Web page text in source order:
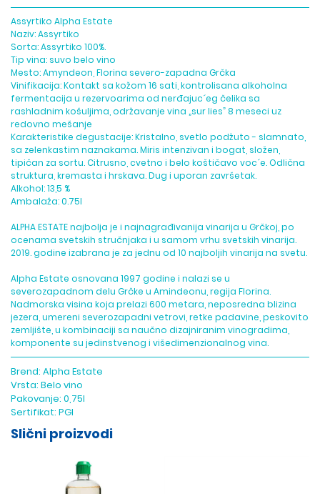
Assyrtiko Alpha Estate
Naziv: Assyrtiko
Sorta: Assyrtiko 100%.
Tip vina: suvo belo vino
Mesto: Amyndeon, Florina severo-zapadna Grčka
Vinifikacija: Kontakt sa kožom 16 sati, kontrolisana alkoholna
fermentacija u rezervoarima od nerđajuc´eg čelika sa
rashladnim košuljima, održavanje vina „sur lies” 8 meseci uz
redovno mešanje
Karakteristike degustacije: Kristalno, svetlo podžuto - slamnato,
sa zelenkastim naznakama. Miris intenzivan i bogat, složen,
tipičan za sortu. Citrusno, cvetno i belo koštičavo voc´e. Odlična
struktura, kremasta i hrskava. Dug i uporan završetak.
Alkohol: 13,5 %
Ambalaža: 0.75l
ALPHA ESTATE najbolja je i najnagrađivanija vinarija u Grčkoj, po
ocenama svetskih stručnjaka i u samom vrhu svetskih vinarija.
2019. godine izabrana je za jednu od 10 najboljih vinarija na svetu.
Alpha Estate osnovana 1997 godine i nalazi se u
severozapadnom delu Grčke u Amindeonu, regija Florina.
Nadmorska visina koja prelazi 600 metara, neposredna blizina
jezera, umereni severozapadni vetrovi, retke padavine, peskovito
zemljište, u kombinaciji sa naučno dizajniranim vinogradima,
komponente su jedinstvenog i višedimenzionalnog vina.
Brend:Alpha Estate
Vrsta:Belo vino
Pakovanje:0,75l
Sertifikat:PGI
Slični proizvodi